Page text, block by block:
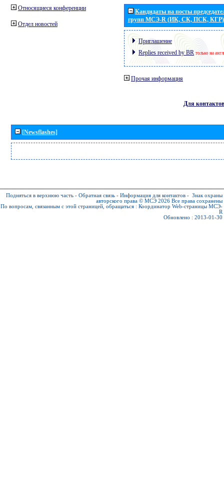
Относящиеся конференции
Отдел новостей
Кандидаты на посты
групп МСЭ-R (ИК, СК, ПСК, КГР)
Приглашение
Replies received by BR только на
Прочая информация
Для контактов
[Newsflashes]
Подняться в верхнюю часть - Обратная связь - Информация для контактов - Знак охраны
авторского права © МСЭ 2026 Все права сохранены
По вопросам, связанным с этой страницей, обращаться : Координатор Web-страницы МСЭ-
R
Обновлено : 2013-01-30